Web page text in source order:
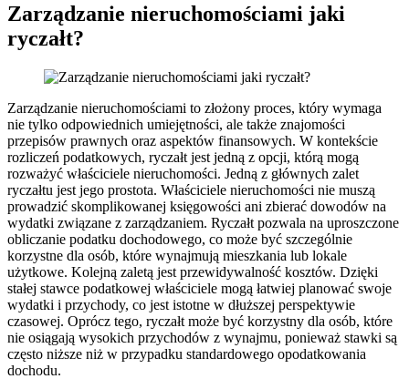
Zarządzanie nieruchomościami jaki
ryczałt?
Zarządzanie nieruchomościami to złożony proces, który wymaga
nie tylko odpowiednich umiejętności, ale także znajomości
przepisów prawnych oraz aspektów finansowych. W kontekście
rozliczeń podatkowych, ryczałt jest jedną z opcji, którą mogą
rozważyć właściciele nieruchomości. Jedną z głównych zalet
ryczałtu jest jego prostota. Właściciele nieruchomości nie muszą
prowadzić skomplikowanej księgowości ani zbierać dowodów na
wydatki związane z zarządzaniem. Ryczałt pozwala na uproszczone
obliczanie podatku dochodowego, co może być szczególnie
korzystne dla osób, które wynajmują mieszkania lub lokale
użytkowe. Kolejną zaletą jest przewidywalność kosztów. Dzięki
stałej stawce podatkowej właściciele mogą łatwiej planować swoje
wydatki i przychody, co jest istotne w dłuższej perspektywie
czasowej. Oprócz tego, ryczałt może być korzystny dla osób, które
nie osiągają wysokich przychodów z wynajmu, ponieważ stawki są
często niższe niż w przypadku standardowego opodatkowania
dochodu.